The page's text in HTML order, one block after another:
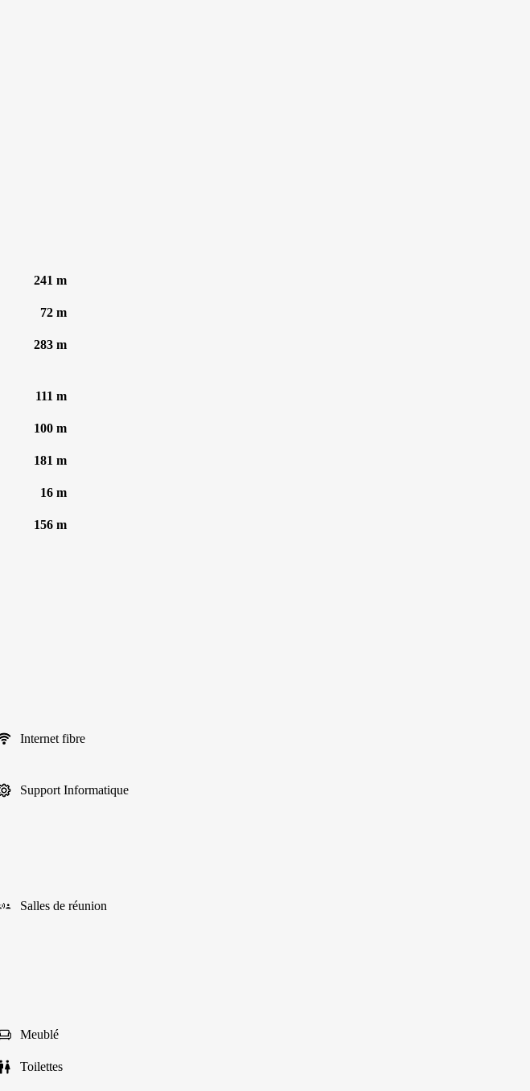
241 m
72 m
283 m
111 m
100 m
181 m
16 m
156 m
Internet fibre
Support Informatique
Salles de réunion
Meublé
Toilettes